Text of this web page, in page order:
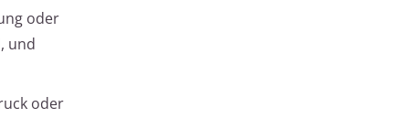
oder
und
oder